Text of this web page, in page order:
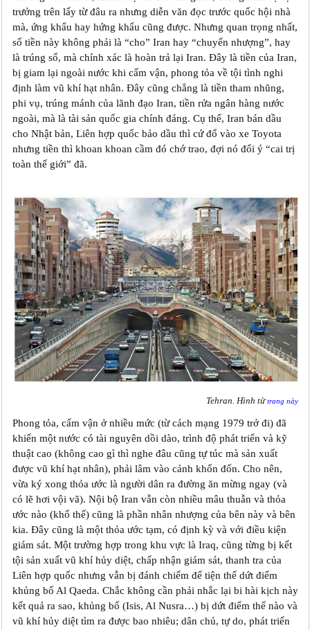
trưởng trên lấy từ đâu ra nhưng diễn văn đọc trước quốc hội nhà
mà, ứng khẩu hay hứng khẩu cũng được. Nhưng quan trọng nhất,
số tiền này không phải là “cho” Iran hay “chuyển nhượng”, hay
là trúng số, mà chính xác là hoàn trả lại Iran. Đây là tiền của Iran,
bị giam lại ngoài nước khi cấm vận, phong tỏa về tội tình nghi
định làm vũ khí hạt nhân. Đây cũng chẳng là tiền tham nhũng,
phi vụ, trúng mánh của lãnh đạo Iran, tiền rửa ngân hàng nước
ngoài, mà là tài sản quốc gia chính đáng. Cụ thể, Iran bán dầu
cho Nhật bản, Liên hợp quốc bảo dầu thì cứ đổ vào xe Toyota
nhưng tiền thì khoan khoan cầm đó chớ trao, đợi nó đổi ‎‎ý “cai trị
toàn thế giới” đã.
Tehran. Hình từtrang này
Phong tỏa, cấm vận ở nhiều mức (từ cách mạng 1979 trở đi) đã
khiến một nước có tài nguyên dồi dào, trình độ phát triển và kỹ
thuật cao (không cao gì thì nghe đâu cũng tự túc mà sản xuất
được vũ khí hạt nhân), phải lâm vào cảnh khốn đốn. Cho nên,
vừa ký xong thỏa ước là người dân ra đường ăn mừng ngay (và
có lẽ hơi vội vã). Nội bộ Iran vẫn còn nhiều mâu thuẫn và thỏa
ước nào (khổ thế) cũng là phần nhân nhượng của bên này và bên
kia. Đây cũng là một thỏa ước tạm, có định kỳ và với điều kiện
giám sát. Một trường hợp trong khu vực là Iraq, cũng từng bị kết
tội sản xuất vũ khí hủy diệt, chấp nhận giám sát, thanh tra của
Liên hợp quốc nhưng vẫn bị đánh chiếm để tiện thể dứt điểm
khủng bố Al Qaeda. Chắc không cần phải nhắc lại bi hài kịch này
kết quả ra sao, khủng bố (Isis, Al Nusra…) bị dứt điểm thế nào và
vũ khí hủy diệt tìm ra được bao nhiêu; dân chủ, tự do, phát triển